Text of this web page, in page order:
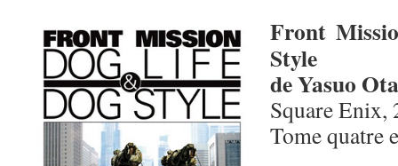
Front
Style
de Yasuo
Square
Tome quatre